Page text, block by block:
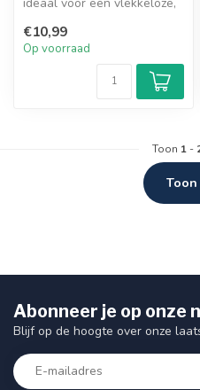
€10,99
Op voorraad
Toon 1 -
Toon
Abonneer je op onze
Blijf op de hoogte over onze